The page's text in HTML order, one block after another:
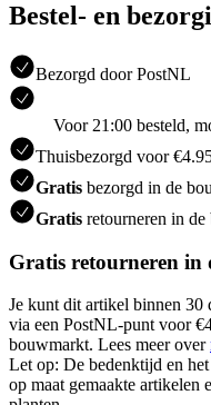
Bestel- en
Bezorgd door PostNL
Voor 21:00 besteld,
Thuisbezorgd voor
Gratis bezorgd in de
Gratis retourneren in
Gratis retourneren in
Je kunt dit artikel binnen 30
via een PostNL-punt voor
bouwmarkt. Lees meer over
Let op: De bedenktijd en
op maat gemaakte artikelen